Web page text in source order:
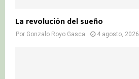
La revolución del sueño
Por Gonzalo Royo Gasca 4 agosto, 2026